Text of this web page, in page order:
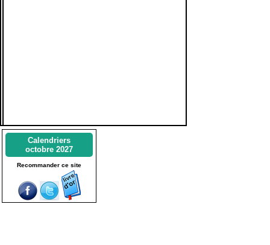
Calendriers
octobre 2027
Recommander ce site